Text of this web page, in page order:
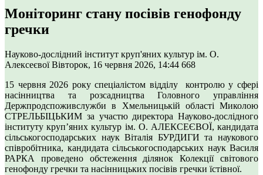
Моніторинг стану посівів генофонду
гречки
Науково-дослідний інститут круп'яних культур ім. О.
АлексеєвоїВівторок, 16 червня 2026, 14:44 668
15 червня 2026 року спеціалістом відділу контролю у сфері
насінництва та розсадництва Головного управління
Держпродспоживслужби в Хмельницькій області Миколою
СТРЕЛЬБІЦЬКИМ за участю директора Науково-дослідного
інституту круп’яних культур ім. О. АЛЕКСЕЄВОЇ, кандидата
сільськогосподарських наук Віталія БУРДИГИ та наукового
співробітника, кандидата сільськогосподарських наук Василя
РАРКА проведено обстеження ділянок Колекції світового
генофонду гречки та насінницьких посівів гречки їстівної.